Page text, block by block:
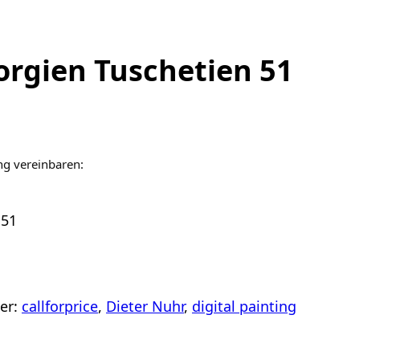
Tuschetien 51
vereinbaren:
callforprice, Dieter Nuhr, digital painting